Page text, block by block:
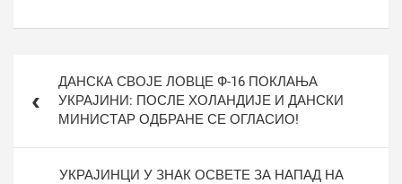
чланкаДАНСКА СВОЈЕ ЛОВЦЕ Ф-16 ПОКЛАЊА
УКРАЈИНИ: ПОСЛЕ ХОЛАНДИЈЕ И ДАНСКИ
МИНИСТАР ОДБРАНЕ СЕ ОГЛАСИО!
УКРАЈИНЦИ У ЗНАК ОСВЕТЕ ЗА НАПАД НА